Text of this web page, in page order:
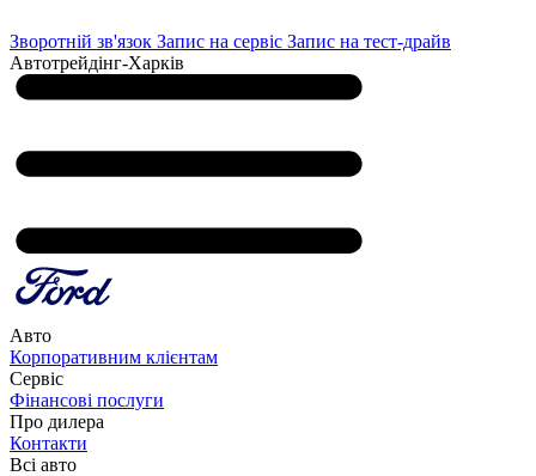
Зворотній зв'язок Запис на сервіс Запис на тест-драйв
Автотрейдінг-Харків
Авто
Корпоративним клієнтам
Сервіс
Фінансові послуги
Про дилера
Контакти
Всі авто